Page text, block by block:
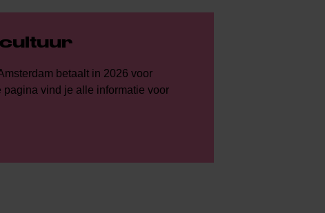
betaalt in 2026 voor
vind je alle informatie voor